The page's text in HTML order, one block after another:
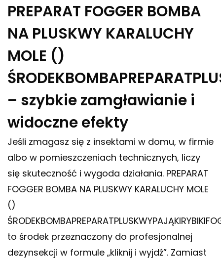
PREPARAT FOGGER BOMBA
NA PLUSKWY KARALUCHY
MOLE ()
– szybkie zamgławianie i
widoczne efekty
Jeśli zmagasz się z insektami w domu, w firmie
albo w pomieszczeniach technicznych, liczy
się skuteczność i wygoda działania. PREPARAT
FOGGER BOMBA NA PLUSKWY KARALUCHY MOLE
()
to środek przeznaczony do profesjonalnej
dezynsekcji w formule „kliknij i wyjdź”. Zamiast